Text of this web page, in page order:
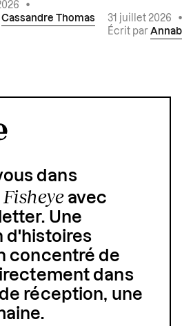
•
Cassandre Thomas 31 juillet 2026
Écrit par
dans
Fisheyeavec
Une
d'histoires
concentré de
dans
réception, une